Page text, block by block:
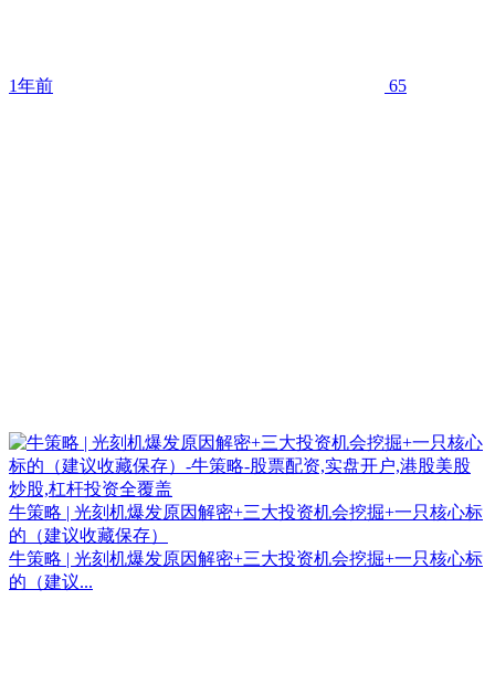
1年前 65
牛策略 | 光刻机爆发原因解密+三大投资机会挖掘+一只核心标
的（建议收藏保存）
牛策略 | 光刻机爆发原因解密+三大投资机会挖掘+一只核心标
的（建议...